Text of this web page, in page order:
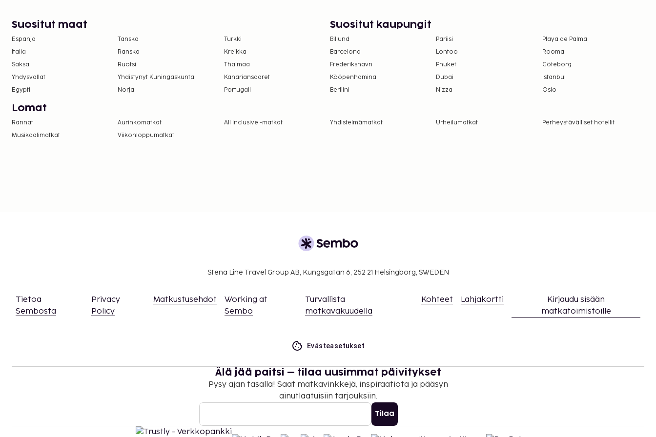
Suositut maat
Espanja Tanska
Turkki
Italia
Ranska
Kreikka
Saksa
Ruotsi
Thaimaa
Yhdysvallat
Yhdistynyt Kuningaskunta
Kanariansaaret
Egypti
Norja Portugali
Suositut kaupungit
Billund Pariisi
Playa de Palma
Barcelona
Lontoo
Rooma
Frederikshavn
Phuket
Göteborg
Kööpenhamina
Dubai
Istanbul
Berliini
Nizza Oslo
Lomat
Rannat Aurinkomatkat All Inclusive -matkat Yhdistelmämatkat Urheilumatkat
Perheystävälliset hotellit
Musikaalimatkat
Viikonloppumatkat
Stena Line Travel Group AB, Kungsgatan 6, 252 21 Helsingborg, SWEDEN
Tietoa
Sembosta
Privacy
Policy
Matkustusehdot
Working at
Sembo
Turvallista
matkavakuudella
Kohteet Lahjakortti
Kirjaudu sisään
matkatoimistoille
Evästeasetukset
Älä jää paitsi – tilaa uusimmat päivitykset
Pysy ajan tasalla! Saat matkavinkkejä, inspiraatiota ja pääsyn
ainutlaatuisiin tarjouksiin.
Tilaa